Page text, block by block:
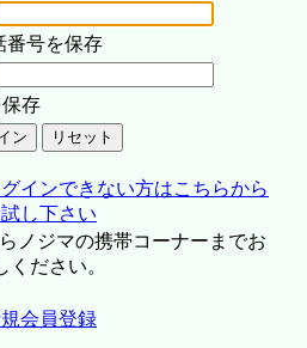
番号を保存
存
インできない方はこちらから
し下さい
ノジマの携帯コーナーまでお
ください。
会員登録